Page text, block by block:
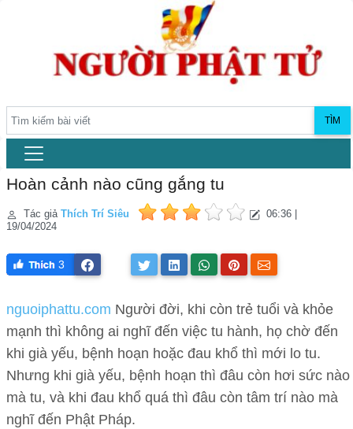
TÌM
Hoàn cảnh nào cũng gắng tu
Tác giả Thích Trí Siêu
06:36 |
19/04/2024
3
nguoiphattu.com Người đời, khi còn trẻ tuổi và khỏe
mạnh thì không ai nghĩ đến việc tu hành, họ chờ đến
khi già yếu, bệnh hoạn hoặc đau khổ thì mới lo tu.
Nhưng khi già yếu, bệnh hoạn thì đâu còn hơi sức nào
mà tu, và khi đau khổ quá thì đâu còn tâm trí nào mà
nghĩ đến Phật Pháp.